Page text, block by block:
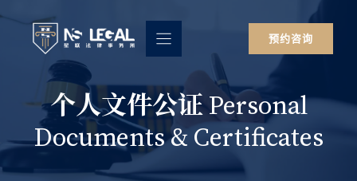
预约咨询
个人文件公证 Personal
Documents & Certificates